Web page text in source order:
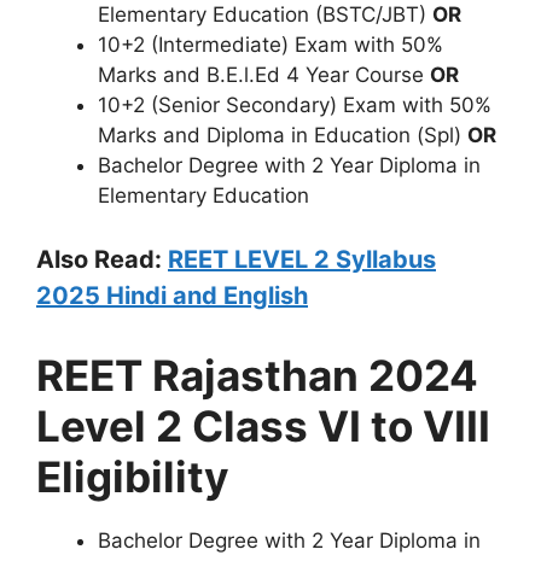
Elementary Education (BSTC/JBT) OR
10+2 (Intermediate) Exam with 50%
Marks and B.E.l.Ed 4 Year Course OR
10+2 (Senior Secondary) Exam with 50%
Marks and Diploma in Education (Spl) OR
Bachelor Degree with 2 Year Diploma in
Elementary Education
Also Read: REET LEVEL 2 Syllabus
2025 Hindi and English
REET Rajasthan 2024
Level 2 Class VI to VIII
Eligibility
Bachelor Degree with 2 Year Diploma in